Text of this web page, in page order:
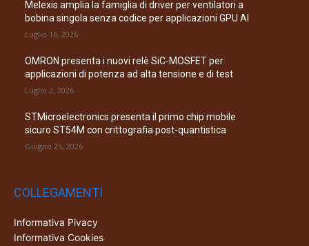
Melexis amplia la famiglia di driver per ventilatori a
bobina singola senza codice per applicazioni GPU AI
Luglio 16, 2026
OMRON presenta i nuovi relè SiC-MOSFET per
applicazioni di potenza ad alta tensione e di test
Luglio 2, 2026
STMicroelectronics presenta il primo chip mobile
sicuro ST54M con crittografia post-quantistica
Giugno 25, 2026
COLLEGAMENTI
Informativa Pivacy
Informativa Cookies